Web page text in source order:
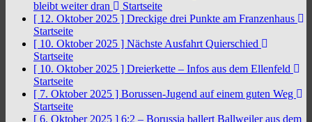
bleibt weiter dran
Startseite
[ 12. Oktober 2025 ] Dreckige drei Punkte am Franzenhaus
Startseite
[ 10. Oktober 2025 ] Nächste Ausfahrt Quierschied
Startseite
[ 10. Oktober 2025 ] Dreierkette – Infos aus dem Ellenfeld
Startseite
[ 7. Oktober 2025 ] Borussen-Jugend auf einem guten Weg
Startseite
[ 6. Oktober 2025 ] 6:2 – Borussia ballert Ballweiler aus dem